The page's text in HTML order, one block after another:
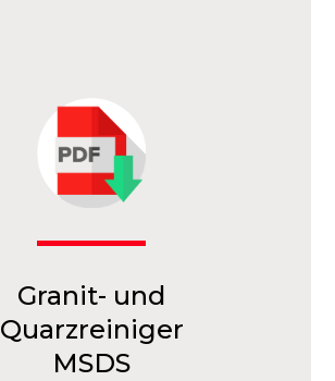
Granit- und
Quarzreiniger
MSDS